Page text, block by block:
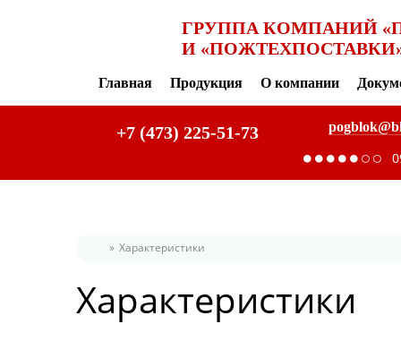
ГРУППА КОМПАНИЙ
И
Главная Продукция О компании
+7 (473) 225-51-73
ГлавнаяХарактеристики
Характеристики